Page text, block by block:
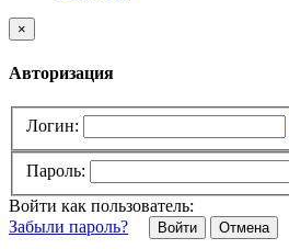
×
Авторизация
Логин:
Пароль:
Войти как пользователь:
Забыли пароль?
Отмена